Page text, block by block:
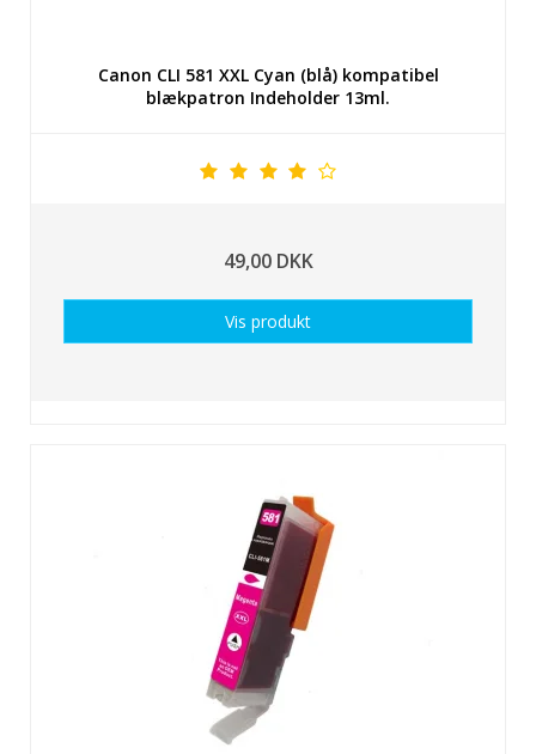
Canon CLI 581 XXL Cyan (blå) kompatibel
blækpatron Indeholder 13ml.
49,00 DKK
Vis produkt